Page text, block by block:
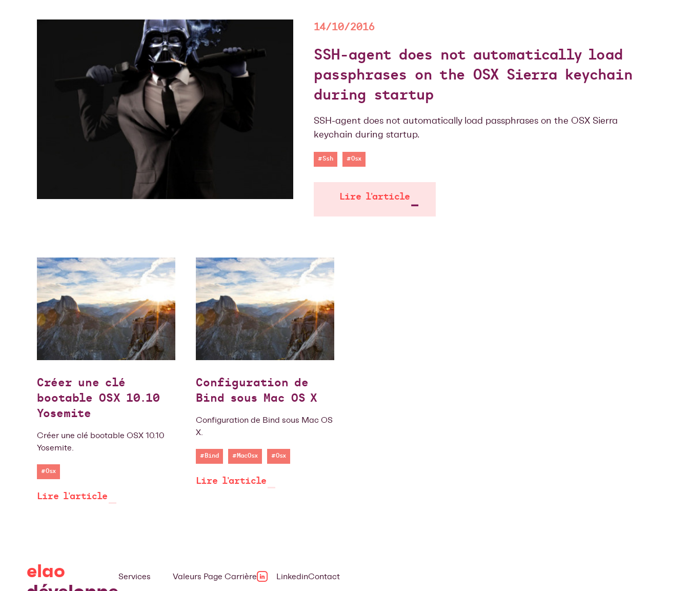
14/10/2016
SSH-agent does not automatically load
passphrases on the OSX Sierra keychain
during startup
SSH-agent does not automatically load passphrases on the OSX Sierra
keychain during startup.
#Ssh #Osx
Lire l'article
Créer une clé
bootable OSX 10.10
Yosemite
Créer une clé bootable OSX 10.10
Yosemite.
#Osx
Lire l'article
Configuration de
Bind sous Mac OS X
Configuration de Bind sous Mac OS
X.
#Bind #MacOsx #Osx
Lire l'article
elao
Services Valeurs Page Carrière LinkedinContact